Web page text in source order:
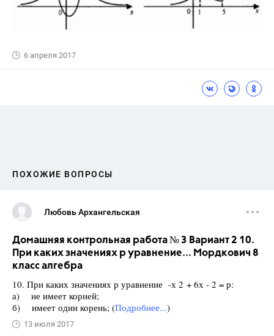
6 апреля 2017
ПОХОЖИЕ ВОПРОСЫ
Любовь Архангельская
Домашняя контрольная работа № 3 Вариант 2 10.
При каких значениях р уравнение... Мордкович 8
класс алгебра
10. При каких значениях р уравнение -х 2 + 6х - 2 = р:
а) не имеет корней;
б) имеет один корень; (Подробнее...)
13 июля 2017